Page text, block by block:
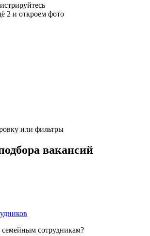
2 и откроем фото
или фильтры
вакансий
семейным сотрудникам?